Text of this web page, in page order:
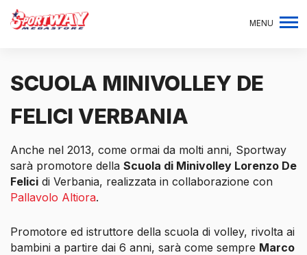
MENU
SCUOLA MINIVOLLEY DE
FELICI VERBANIA
Anche nel 2013, come ormai da molti anni, Sportway
sarà promotore della Scuola di Minivolley Lorenzo De
Felici di Verbania, realizzata in collaborazione con
Pallavolo Altiora.
Promotore ed istruttore della scuola di volley, rivolta ai
bambini a partire dai 6 anni, sarà come sempre Marco